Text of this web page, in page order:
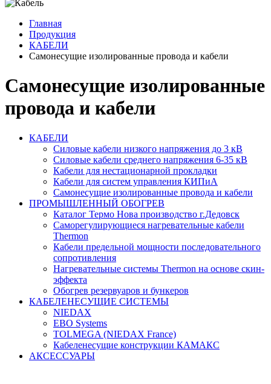
Главная
Продукция
КАБЕЛИ
Самонесущие изолированные провода и кабели
Самонесущие изолированные
провода и кабели
КАБЕЛИ
Силовые кабели низкого напряжения до 3 кВ
Силовые кабели среднего напряжения 6-35 кВ
Кабели для нестационарной прокладки
Кабели для систем управления КИПиА
Самонесущие изолированные провода и кабели
ПРОМЫШЛЕННЫЙ ОБОГРЕВ
Каталог Термо Нова производство г.Дедовск
Саморегулирующиеся нагревательные кабели
Thermon
Кабели предельной мощности последовательного
сопротивления
Нагревательные системы Thermon на основе скин-
эффекта
Обогрев резервуаров и бункеров
КАБЕЛЕНЕСУЩИЕ СИСТЕМЫ
NIEDAX
EBO Systems
TOLMEGA (NIEDAX France)
Кабеленесущие конструкции КАМАКС
АКСЕССУАРЫ